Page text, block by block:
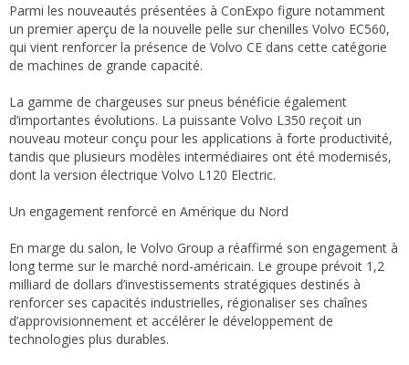
Parmi les nouveautés présentées à ConExpo figure notamment
un premier aperçu de la nouvelle pelle sur chenilles Volvo EC560,
qui vient renforcer la présence de Volvo CE dans cette catégorie
de machines de grande capacité.
La gamme de chargeuses sur pneus bénéficie également
d’importantes évolutions. La puissante Volvo L350 reçoit un
nouveau moteur conçu pour les applications à forte productivité,
tandis que plusieurs modèles intermédiaires ont été modernisés,
dont la version électrique Volvo L120 Electric.
Un engagement renforcé en Amérique du Nord
En marge du salon, le Volvo Group a réaffirmé son engagement à
long terme sur le marché nord-américain. Le groupe prévoit 1,2
milliard de dollars d’investissements stratégiques destinés à
renforcer ses capacités industrielles, régionaliser ses chaînes
d’approvisionnement et accélérer le développement de
technologies plus durables.